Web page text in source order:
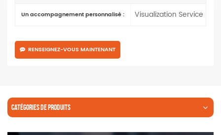
Un accompagnement personnalisé : Visualization Service
RENSEIGNEZ-VOUS MAINTENANT
CATÉGORIES DE PRODUITS